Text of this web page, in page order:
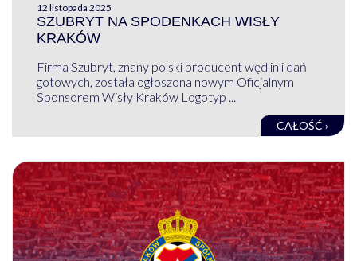
12 listopada 2025
SZUBRYT NA SPODENKACH WISŁY
KRAKÓW
Firma Szubryt, znany polski producent wędlin i dań
gotowych, została ogłoszona nowym Oficjalnym
Sponsorem Wisły Kraków Logotyp ...
CAŁOŚĆ ›